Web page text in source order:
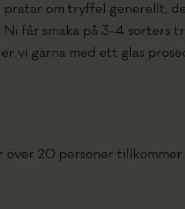
om tryffel generellt,
får smaka på 3-4 sorters
vi gärna med ett glas
20 personer